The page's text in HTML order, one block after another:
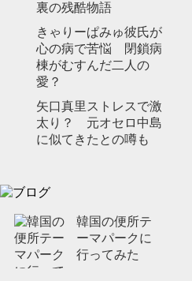
裏の残酷物語
きゃりーぱみゅ彼氏が
心の病で苦悩 閉鎖病
棟がむすんだ二人の
愛？
矢口真里ストレスで激
太り？ 元オセロ中島
に似てきたとの噂も
韓国の便所テ
ーマパークに
行ってみた